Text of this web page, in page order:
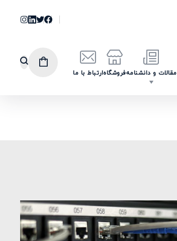
مقالات و دانشنامهفروشگاهارتباط با ما